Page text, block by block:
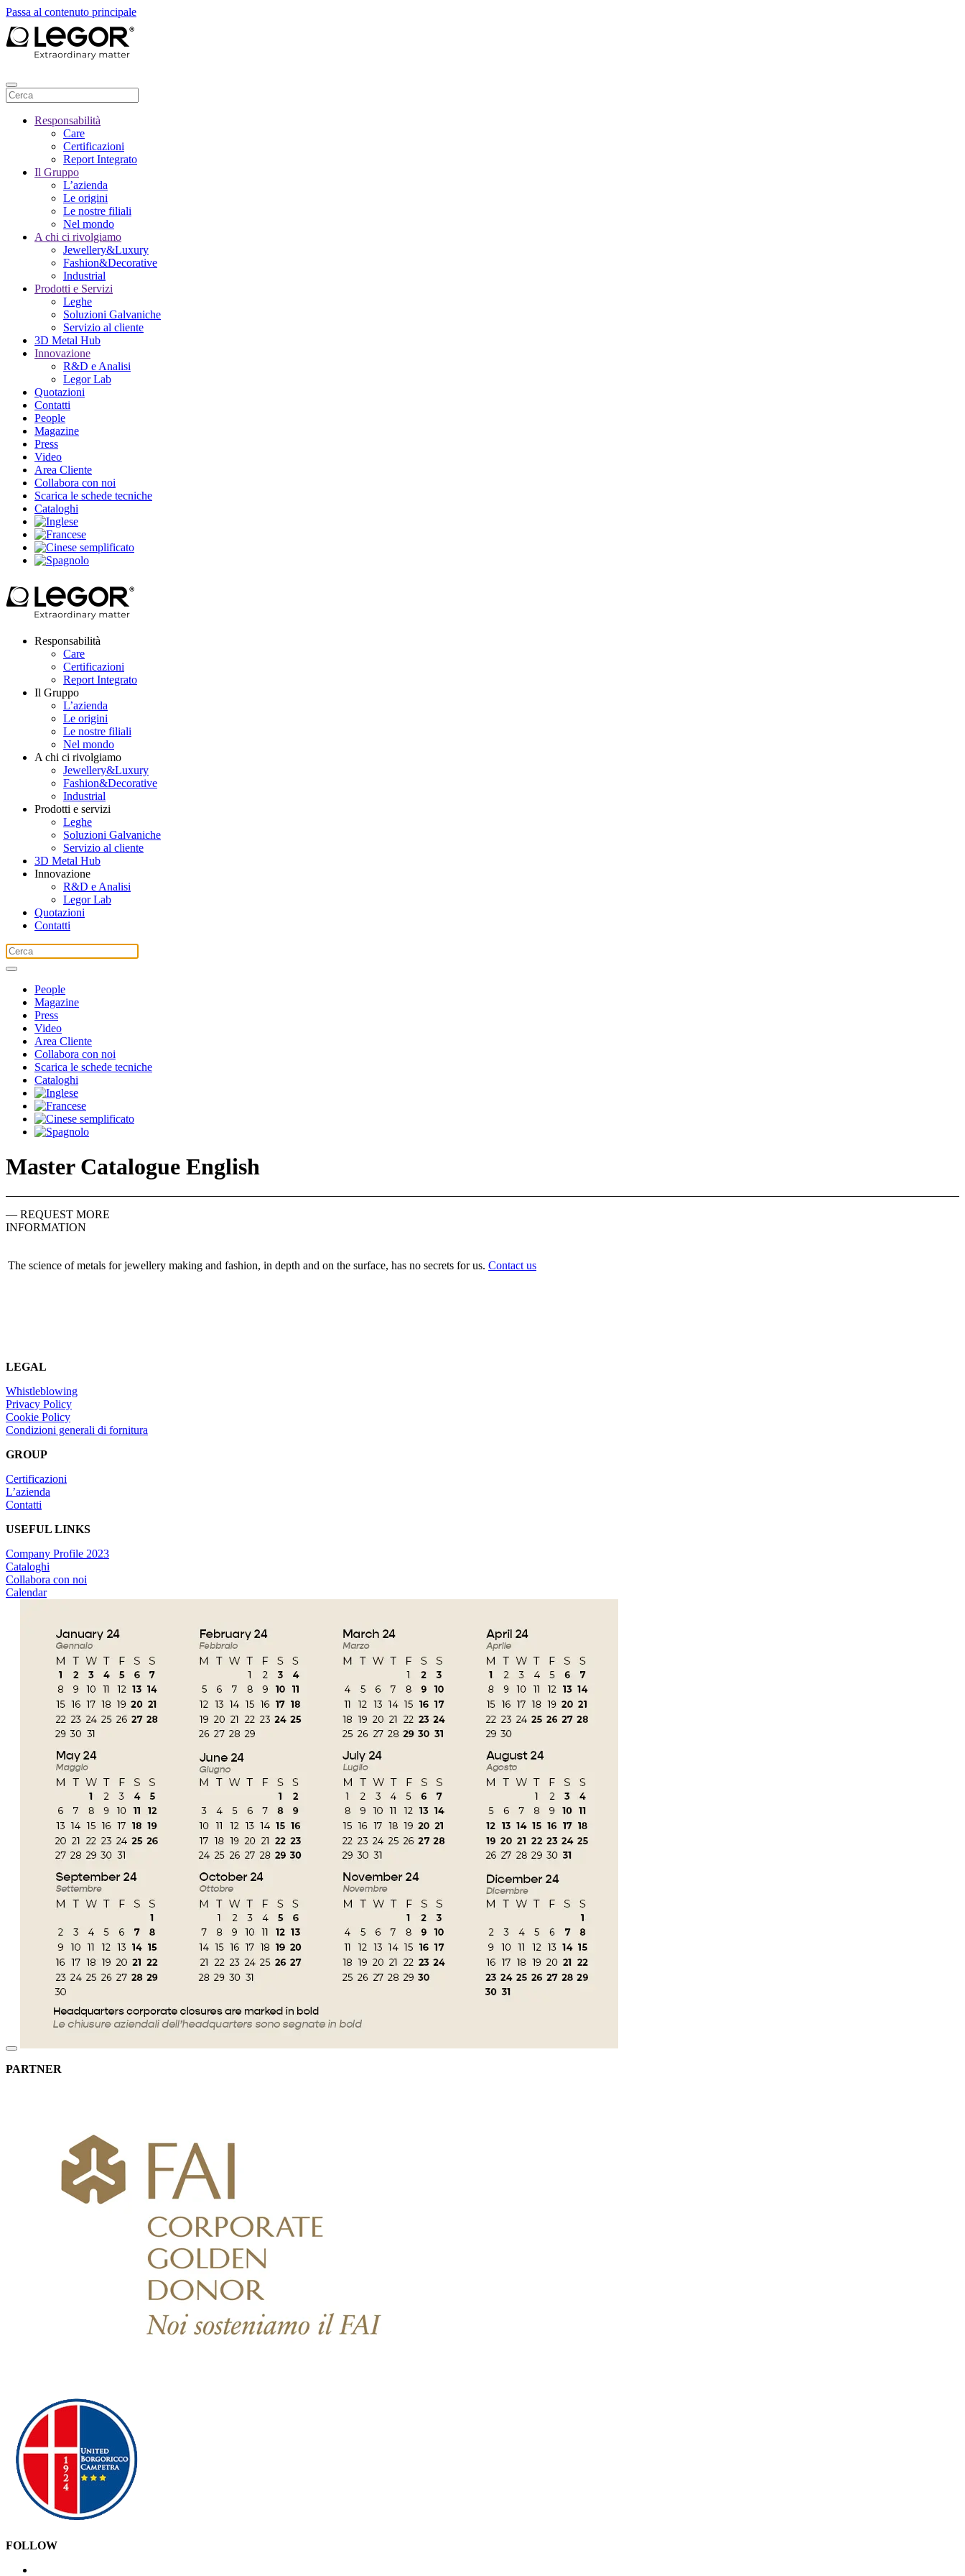
Passa al contenuto principale
Responsabilità
Care
Certificazioni
Report Integrato
Il Gruppo
L’azienda
Le origini
Le nostre filiali
Nel mondo
A chi ci rivolgiamo
Jewellery&Luxury
Fashion&Decorative
Industrial
Prodotti e Servizi
Leghe
Soluzioni Galvaniche
Servizio al cliente
3D Metal Hub
Innovazione
R&D e Analisi
Legor Lab
Quotazioni
Contatti
People
Magazine
Press
Video
Area Cliente
Collabora con noi
Scarica le schede tecniche
Cataloghi
Responsabilità
Care
Certificazioni
Report Integrato
Il Gruppo
L’azienda
Le origini
Le nostre filiali
Nel mondo
A chi ci rivolgiamo
Jewellery&Luxury
Fashion&Decorative
Industrial
Prodotti e servizi
Leghe
Soluzioni Galvaniche
Servizio al cliente
3D Metal Hub
Innovazione
R&D e Analisi
Legor Lab
Quotazioni
Contatti
People
Magazine
Press
Video
Area Cliente
Collabora con noi
Scarica le schede tecniche
Cataloghi
Master Catalogue English
— REQUEST MORE
INFORMATION
The science of metals for jewellery making and fashion, in depth and on the surface, has no secrets for us. Contact us
LEGAL
Whistleblowing
Privacy Policy
Cookie Policy
Condizioni generali di fornitura
GROUP
Certificazioni
L’azienda
Contatti
USEFUL LINKS
Company Profile 2023
Cataloghi
Collabora con noi
Calendar
PARTNER
FOLLOW